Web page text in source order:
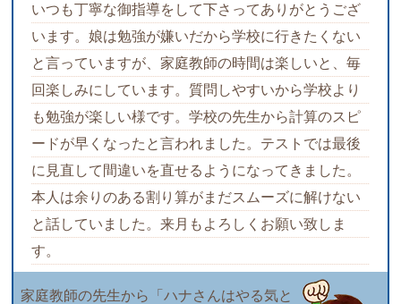
いつも丁寧な御指導をして下さってありがとうござ
います。娘は勉強が嫌いだから学校に行きたくない
と言っていますが、家庭教師の時間は楽しいと、毎
回楽しみにしています。質問しやすいから学校より
も勉強が楽しい様です。学校の先生から計算のスピ
ードが早くなったと言われました。テストでは最後
に見直して間違いを直せるようになってきました。
本人は余りのある割り算がまだスムーズに解けない
と話していました。来月もよろしくお願い致しま
す。
家庭教師の先生から「ハナさんはやる気と